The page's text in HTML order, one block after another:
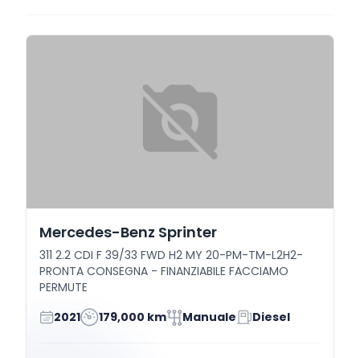
Mercedes-Benz Sprinter
311 2.2 CDI F 39/33 FWD H2 MY 20-PM-TM-L2H2-
PRONTA CONSEGNA - FINANZIABILE FACCIAMO
PERMUTE
2021
179,000 km Manuale Diesel